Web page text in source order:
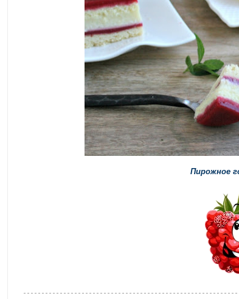
Пирожное